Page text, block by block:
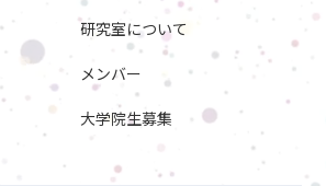
研究室について
メンバー
大学院生募集